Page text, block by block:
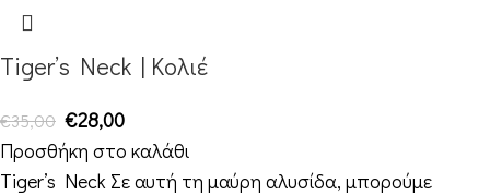
Tiger’s Neck | Κολιέ
€35,00 €28,00
Προσθήκη στο καλάθι
Tiger’s Neck Σε αυτή τη μαύρη αλυσίδα, μπορούμε